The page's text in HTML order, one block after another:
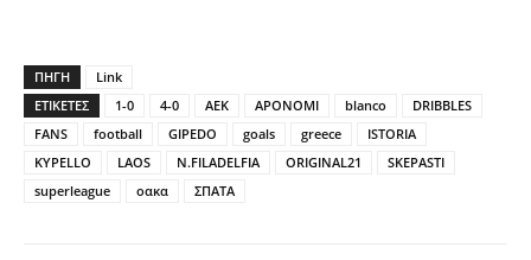
ΠΗΓΗ
Link
ΕΤΙΚΕΤΕΣ
1-0 4-0 AEK APONOMI blanco
DRIBBLES
FANS
football GIPEDO goals greece
ISTORIA
KYPELLO
LAOS N.FILADELFIA ORIGINAL21
SKEPASTI
superleague
οακα ΣΠΑΤΑ